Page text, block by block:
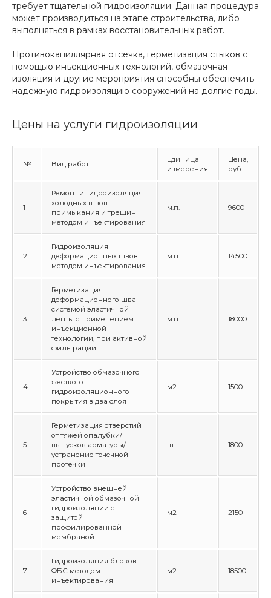
требует тщательной гидроизоляции. Данная процедура
может производиться на этапе строительства, либо
выполняться в рамках восстановительных работ.
Противокапиллярная отсечка, герметизация стыков с
помощью инъекционных технологий, обмазочная
изоляция и другие мероприятия способны обеспечить
надежную гидроизоляцию сооружений на долгие годы.
Цены на услуги гидроизоляции
№ Вид работ
Единица
измерения
Цена,
руб.
1
Ремонт и гидроизоляция
холодных швов
примыкания и трещин
методом инъектирования
м.п. 9600
2
Гидроизоляция
деформационных швов
методом инъектирования
м.п. 14500
3
Герметизация
деформационного шва
системой эластичной
ленты с применением
инъекционной
технологии, при активной
фильтрации
м.п. 18000
4
Устройство обмазочного
жесткого
гидроизоляционного
покрытия в два слоя
м2 1500
5
Герметизация отверстий
от тяжей опалубки/
выпусков арматуры/
устранение точечной
протечки
шт. 1800
6
Устройство внешней
эластичной обмазочной
гидроизоляции с
защитой
профилированной
мембраной
м2 2150
7
Гидроизоляция блоков
ФБС методом
инъектирования
м2 18500